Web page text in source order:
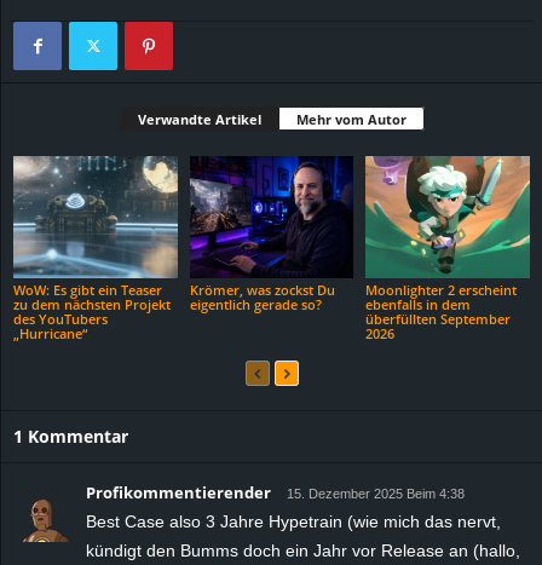
Verwandte Artikel Mehr vom Autor
WoW: Es gibt ein Teaser
zu dem nächsten Projekt
des YouTubers
„Hurricane“
Krömer, was zockst Du
eigentlich gerade so?
Moonlighter 2 erscheint
ebenfalls in dem
überfüllten September
2026
1 Kommentar
Profikommentierender 15. Dezember 2025 Beim 4:38
Best Case also 3 Jahre Hypetrain (wie mich das nervt,
kündigt den Bumms doch ein Jahr vor Release an (hallo,